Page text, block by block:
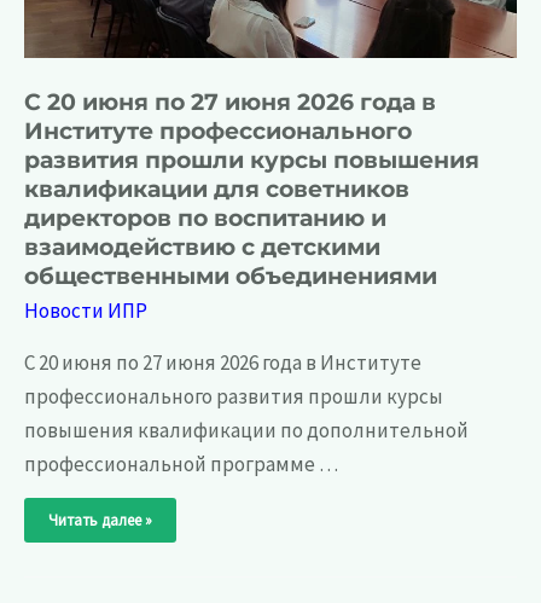
С 20 июня по 27 июня 2026 года в
Институте профессионального
развития прошли курсы повышения
квалификации для советников
директоров по воспитанию и
взаимодействию с детскими
общественными объединениями
Новости ИПР
С 20 июня по 27 июня 2026 года в Институте
профессионального развития прошли курсы
повышения квалификации по дополнительной
профессиональной программе …
20
июня
Читать далее »